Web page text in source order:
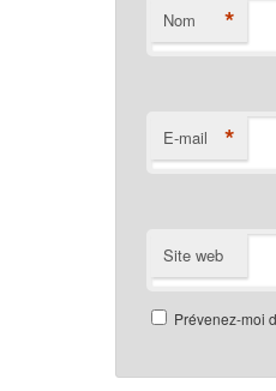
Nom *
E-mail *
Site web
Prévenez-moi